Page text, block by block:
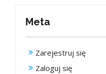
Meta
Zarejestruj się
Zaloguj się